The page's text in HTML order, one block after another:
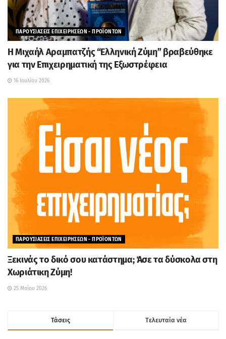
ΠΑΡΟΥΣΙΑΣΕΙΣ ΕΠΙΧΕΙΡΗΣΕΩΝ - ΠΡΟΪΟΝΤΩΝ
H Μιχαήλ Αραμπατζής “Ελληνική Ζύμη” βραβεύθηκε
για την Επιχειρηματική της Εξωστρέφεια
16 Ιουλίου 2026
ΠΑΡΟΥΣΙΑΣΕΙΣ ΕΠΙΧΕΙΡΗΣΕΩΝ - ΠΡΟΪΟΝΤΩΝ
Ξεκινάς το δικό σου κατάστημα; Άσε τα δύσκολα στη
Χωριάτικη Ζύμη!
25 Μαΐου 2026
Τάσεις Tελευταία νέα